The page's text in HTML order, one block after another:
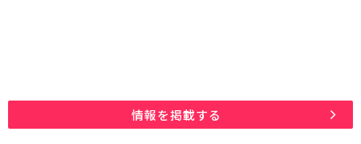
情報を掲載する